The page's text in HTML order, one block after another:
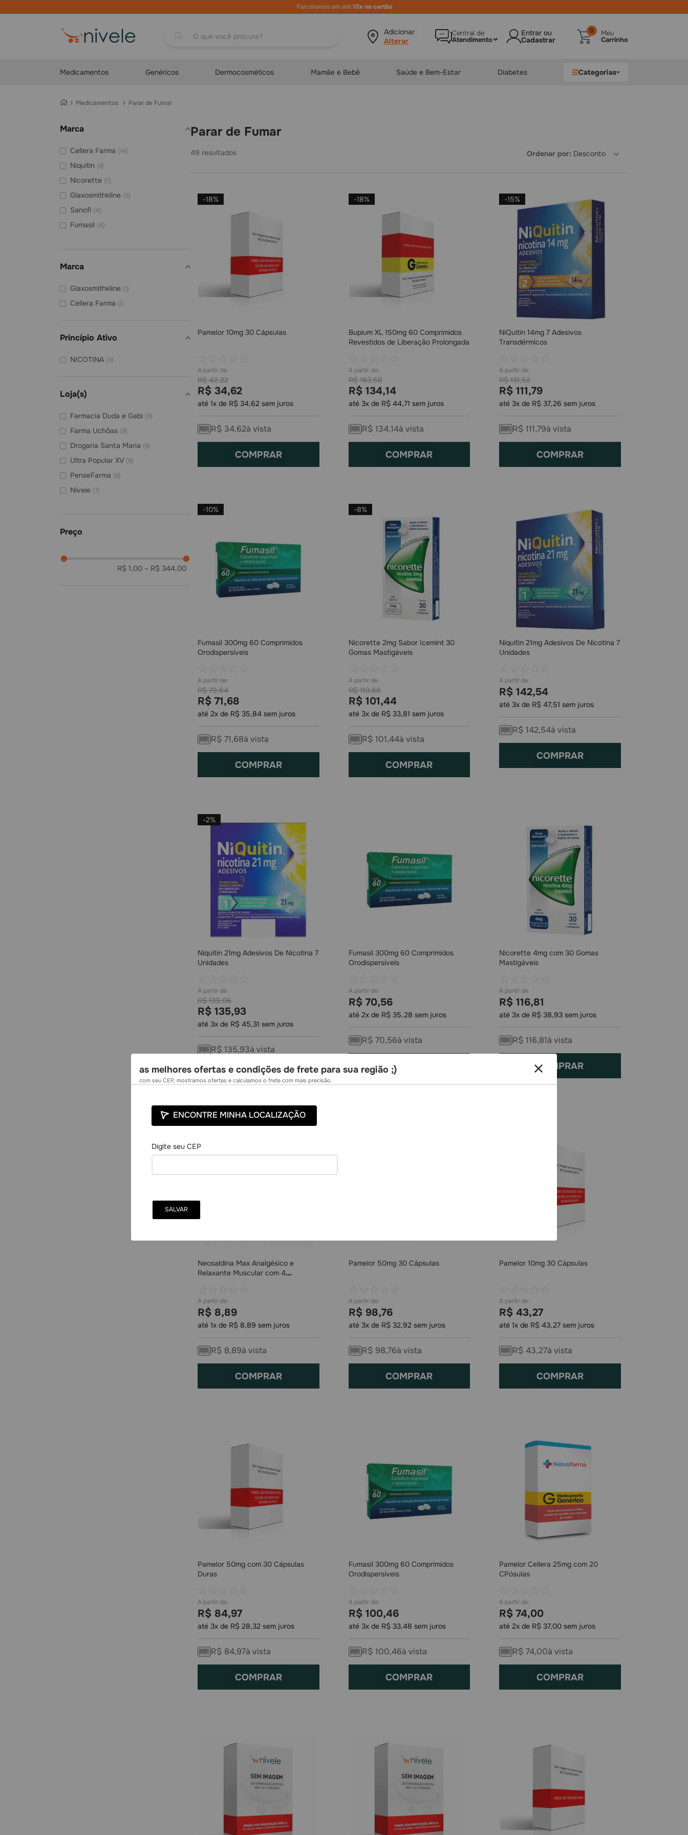
Parcelamos em até10x no cartão
O que você procura? Adicionar local Central de
Atendimento
0 Meu
Carrinho
Medicamentos Genéricos Dermocosméticos Mamãe e Bebê Saúde e Bem-Estar Diabetes Categorias
Medicamentos Parar de Fumar
Marca
Cellera Farma (14)
Niquitin (8)
Nicorette (7)
Glaxosmithkline (5)
Sanofi (4)
Fumasil (4)
Gsk Consumo
Ems Marcas
Marca
Glaxosmithkline (1)
Cellera Farma (1)
Princípio Ativo
NICOTINA (3)
Loja(s)
Farmacia Duda e Gabi (9)
Farma Uchôas (9)
Drogaria Santa Maria (9)
Ultra Popular XV (8)
PenseFarma (8)
Nivele (7)
Drogaria Super Popular Lux
R$ 1,00 – R$ 344,00
Parar de Fumar
49 Ordenar por Desconto
-18%
Pamelor 10mg 30 Cápsulas
R$ 42,22
R$ 34,62
até 1x de R$ 34,62 sem juros
R$ 34,62à vista
COMPRAR
-18%
Bupium XL 150mg 60 Comprimidos
Revestidos de Liberação Prolongada
R$ 163,58
R$ 134,14
até 3x de R$ 44,71 sem juros
R$ 134,14à vista
COMPRAR
-15%
NiQuitin 14mg 7 Adesivos
Transdérmicos
R$ 131,52
R$ 111,79
até3x de R$ 37,26 sem juros
R$ 111,79à vista
COMPRAR
-10%
Fumasil 300mg 60 Comprimidos
Orodispersíveis
R$ 79,64
R$ 71,68
até 2x de R$ 35,84 sem juros
R$ 71,68à vista
COMPRAR
-8%
Nicorette 2mg Sabor Icemint 30
Gomas Mastigáveis
R$ 110,68
R$ 101,44
até 3x de R$ 33,81 sem juros
R$ 101,44à vista
COMPRAR
Niquitin 21mg Adesivos De Nicotina 7
Unidades
R$ 142,54
até3x de R$ 47,51 sem juros
R$ 142,54à vista
COMPRAR
-2%
Niquitin 21mg Adesivos De Nicotina 7
Unidades
R$ 139,06
R$ 135,93
até 3x de R$ 45,31 sem juros
R$ 135,93à vista
COMPRAR
Fumasil 300mg 60 Comprimidos
Orodispersíveis
R$ 70,56
até 2x de R$ 35,28 sem juros
R$ 70,56à vista
COMPRAR
Nicorette 4mg com 30 Gomas
Mastigáveis
R$ 116,81
até3x de R$ 38,93 sem juros
R$ 116,81à vista
COMPRAR
Neosaldina Max Analgésico e
Relaxante Muscular com 4
R$ 8,89
até 1x de R$ 8,89 sem juros
R$ 8,89à vista
COMPRAR
Pamelor 50mg 30 Cápsulas
R$ 98,76
até 3x de R$ 32,92sem juros
R$ 98,76à vista
COMPRAR
Pamelor 10mg 30 Cápsulas
R$ 43,27
até1x de R$ 43,27 sem juros
R$ 43,27à vista
COMPRAR
Pamelor 50mg com 30 Cápsulas
Duras
R$ 84,97
até 3x de R$ 28,32 sem juros
R$ 84,97à vista
COMPRAR
Fumasil 300mg 60 Comprimidos
Orodispersíveis
R$ 100,46
até 3x de R$ 33,48 sem juros
R$ 100,46à vista
COMPRAR
Pamelor Cellera 25mg com 20
CPósulas
R$ 74,00
até2x de R$ 37,00 sem juros
R$ 74,00à vista
COMPRAR
as melhores ofertas e condições de frete para sua região ;)
com seu CEP, mostramos ofertas e calculamos o frete com mais precisão.
ENCONTRE MINHA LOCALIZAÇÃO